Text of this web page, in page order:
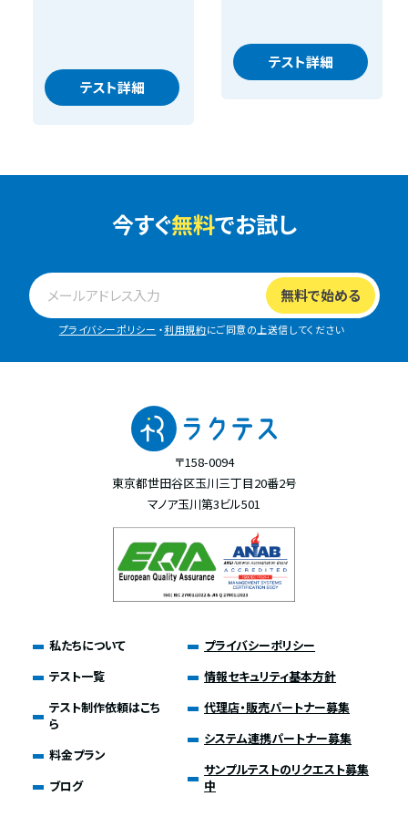
テスト詳細
テスト詳細
今すぐ無料でお試し
プライバシーポリシー ・利用規約にご同意の上送信してください
〒158-0094
東京都世田谷区玉川三丁目20番2号
マノア玉川第3ビル501
私たちについて
テスト一覧
テスト制作依頼はこち
ら
料金プラン
ブログ
プライバシーポリシー
情報セキュリティ基本方針
代理店・販売パートナー募集
システム連携パートナー募集
サンプルテストのリクエスト募集
中